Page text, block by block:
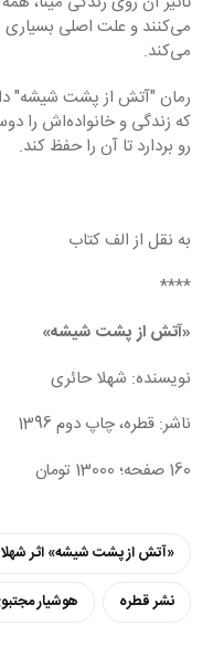
می‌کند.
رمان "آتش از پشت شیشه"
که زندگی و
رو بردارد تا آن را حفظ کند.
به نقل از الف کتاب
****
«آتش از پشت شیشه»
نویسنده: شهلا حائری
ناشر: قطره، چاپ دوم 1396
160 صفحه؛ 13000 تومان
«آتش از پشت شیشه» اثر
نشر قطره
هوشیار